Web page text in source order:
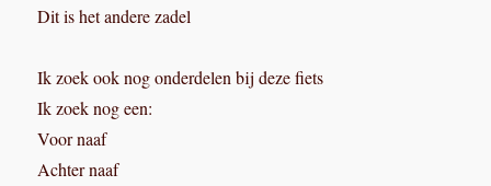
Dit is het andere zadel
Ik zoek ook nog onderdelen bij deze fiets
Ik zoek nog een:
Voor naaf
Achter naaf